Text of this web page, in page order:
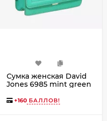
Сумка женская David
Jones 6985 mint green
+160 БАЛЛОВ!